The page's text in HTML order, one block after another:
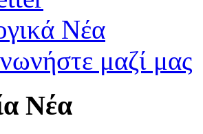
Νέα
μαζί μας
Νέα